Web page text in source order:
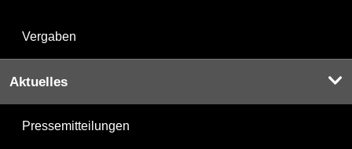
Vergaben
Aktuelles
Pressemitteilungen